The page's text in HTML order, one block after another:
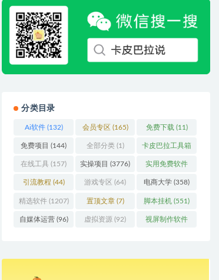
分类目录
Ai软件(132) 会员专区 (165) 免费下载 (11)
免费项目 (144) 全部分类(1) 卡皮巴拉工具箱
(3)
在线工具 (157) 实操项目 (3776) 实用免费软件
(415)
引流教程 (44) 游戏专区 (64) 电商大学 (358)
精选软件(1207) 置顶文章(7) 脚本挂机 (551)
自媒体运营(96) 虚拟资源 (92) 视屏制作软件